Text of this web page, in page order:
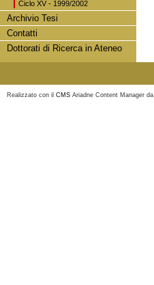
Ciclo XV - 1999/2002
Archivio Tesi
Contatti
Dottorati di Ricerca in Ateneo
Realizzato con il CMS Ariadne Content Manager da